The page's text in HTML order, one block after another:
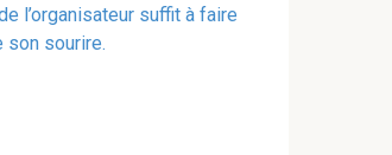
l’organisateur suffit à faire
son sourire.